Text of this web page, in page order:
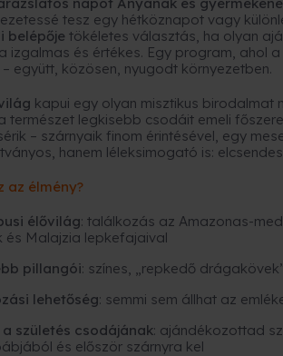
tesz egy hétköznapot vagy
belépője tökéletes választás, ha olyan
izgalmas és értékes. Egy program, ahol
együtt, közösen, nyugodt környezetben.
kapui egy olyan misztikus birodalmat
természet legkisebb csodáit emeli
– szárnyaik finom érintésével, egy
hanem léleksimogató is:
az élmény?
élővilág: találkozás az Amazonas-
és Malajzia lepkefajaival
pillangói: színes, „repkedő
lehetőség: semmi sem állhat az
a születés csodájának: ajándékozottad
és először szárnyra kel